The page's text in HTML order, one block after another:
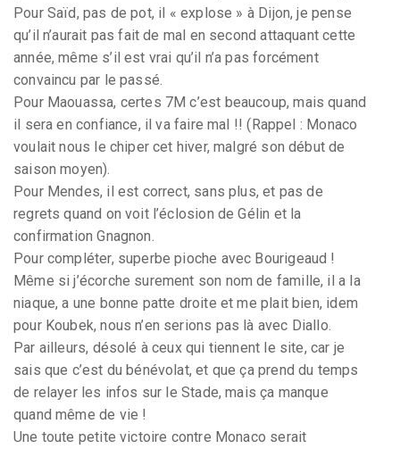
Pour Saïd, pas de pot, il « explose » à Dijon, je pense
qu’il n’aurait pas fait de mal en second attaquant cette
année, même s’il est vrai qu’il n’a pas forcément
convaincu par le passé.
Pour Maouassa, certes 7M c’est beaucoup, mais quand
il sera en confiance, il va faire mal !! (Rappel : Monaco
voulait nous le chiper cet hiver, malgré son début de
saison moyen).
Pour Mendes, il est correct, sans plus, et pas de
regrets quand on voit l’éclosion de Gélin et la
confirmation Gnagnon.
Pour compléter, superbe pioche avec Bourigeaud !
Même si j’écorche surement son nom de famille, il a la
niaque, a une bonne patte droite et me plait bien, idem
pour Koubek, nous n’en serions pas là avec Diallo.
Par ailleurs, désolé à ceux qui tiennent le site, car je
sais que c’est du bénévolat, et que ça prend du temps
de relayer les infos sur le Stade, mais ça manque
quand même de vie !
Une toute petite victoire contre Monaco serait